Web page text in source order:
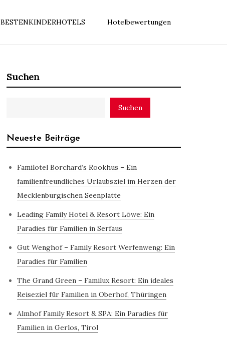
BESTENKINDERHOTELS Hotelbewertungen
Suchen
Suchen
Neueste Beiträge
Familotel Borchard’s Rookhus – Ein
familienfreundliches Urlaubsziel im Herzen der
Mecklenburgischen Seenplatte
Leading Family Hotel & Resort Löwe: Ein
Paradies für Familien in Serfaus
Gut Wenghof – Family Resort Werfenweng: Ein
Paradies für Familien
The Grand Green – Familux Resort: Ein ideales
Reiseziel für Familien in Oberhof, Thüringen
Almhof Family Resort & SPA: Ein Paradies für
Familien in Gerlos, Tirol